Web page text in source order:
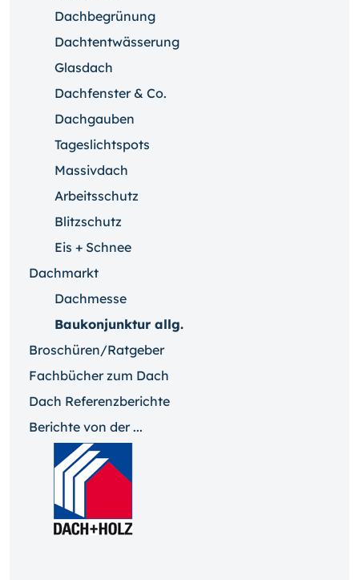
Dachbegrünung
Dachtentwässerung
Glasdach
Dachfenster & Co.
Dachgauben
Tageslichtspots
Massivdach
Arbeitsschutz
Blitzschutz
Eis + Schnee
Dachmarkt
Dachmesse
Baukonjunktur allg.
Broschüren/Ratgeber
Fachbücher zum Dach
Dach Referenzberichte
Berichte von der ...